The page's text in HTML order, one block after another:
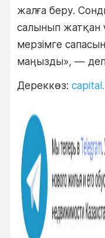
жалға беру.
салынып жатқан
мерзімге
маңызды», —
Дереккөз: